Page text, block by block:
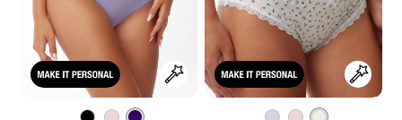
צבע
מעורב
צ’יקי צבע
סגול
צ’יקי